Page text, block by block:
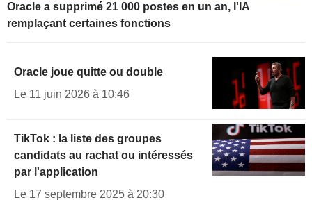
Oracle a supprimé 21 000 postes en un an, l'IA
remplaçant certaines fonctions
Oracle joue quitte ou double
Le 11 juin 2026 à 10:46
TikTok : la liste des groupes
candidats au rachat ou intéressés
par l'application
Le 17 septembre 2025 à 20:30